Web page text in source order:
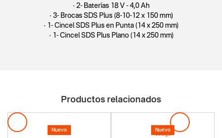
• 2- Baterías 18 V - 4,0 Ah
• 3- Brocas SDS Plus (8-10-12 x 150 mm)
• 1- Cincel SDS Plus en Punta (14 x 250 mm)
• 1- Cincel SDS Plus Plano (14 x 250 mm)
Productos relacionados
Nuevo
Nuevo
Codigo